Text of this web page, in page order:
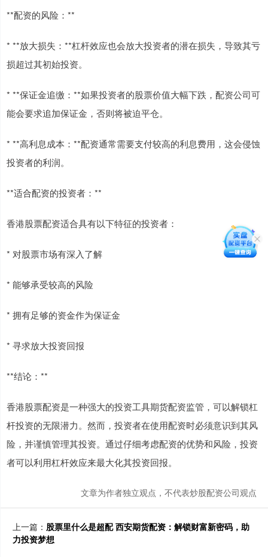
**配资的风险：**
* **放大损失：**杠杆效应也会放大投资者的潜在损失，导致其亏
损超过其初始投资。
* **保证金追缴：**如果投资者的股票价值大幅下跌，配资公司可
能会要求追加保证金，否则将被迫平仓。
* **高利息成本：**配资通常需要支付较高的利息费用，这会侵蚀
投资者的利润。
**适合配资的投资者：**
香港股票配资适合具有以下特征的投资者：
* 对股票市场有深入了解
* 能够承受较高的风险
* 拥有足够的资金作为保证金
* 寻求放大投资回报
**结论：**
香港股票配资是一种强大的投资工具期货配资监管，可以解锁杠
杆投资的无限潜力。然而，投资者在使用配资时必须意识到其风
险，并谨慎管理其投资。通过仔细考虑配资的优势和风险，投资
者可以利用杠杆效应来最大化其投资回报。
文章为作者独立观点，不代表炒股配资公司观点
上一篇： 股票里什么是超配 西安期货配资：解锁财富新密码，助
力投资梦想